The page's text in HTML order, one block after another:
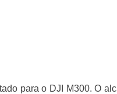
para o DJI M300. O